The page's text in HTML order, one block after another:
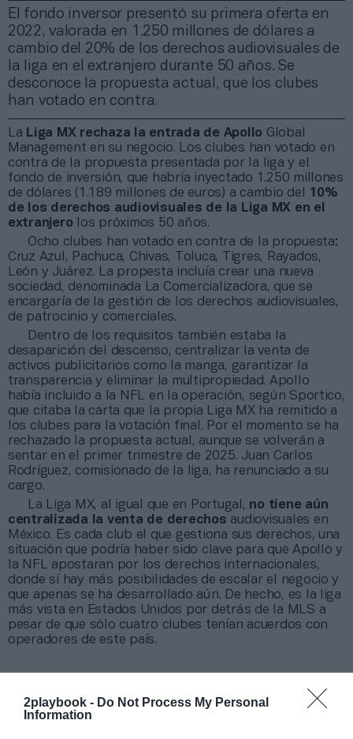
2playbook - Do Not Process My Personal
Information
El fondo inversor presentó su primera oferta en
2022, valorada en 1.250 millones de dólares a
cambio del 20% de los derechos audiovisuales de
la liga en el extranjero durante 50 años. Se
desconoce la propuesta actual, que los clubes
han votado en contra.
La Liga MX rechaza la entrada de Apollo Global
Management en su negocio. Los clubes han votado en
contra de la propuesta presentada por la liga y el
fondo de inversión, que habría inyectado 1.250 millones
de dólares (1.189 millones de euros) a cambio del
10%
de los derechos audiovisuales de la Liga MX en el
extranjero los próximos 50 años.
Ocho clubes han votado en contra de la propuesta:
Cruz Azul, Pachuca, Chivas, Toluca, Tigres, Rayados,
León y Juárez. La propesta incluía crear una nueva
sociedad, denominada La Comercializadora, que se
encargaría de la gestión de los derechos audiovisuales,
de patrocinio y comerciales.
Dentro de los requisitos también estaba la
desaparición del descenso, centralizar la venta de
activos publicitarios como la manga, garantizar la
transparencia y eliminar la multipropiedad. Apollo
había incluido a la NFL en la operación, según Sportico,
que citaba la carta que la propia Liga MX ha remitido a
los clubes para la votación final. Por el momento se ha
rechazado la propuesta actual, aunque se volverán a
sentar en el primer trimestre de 2025. Juan Carlos
Rodríguez, comisionado de la liga, ha renunciado a su
cargo.
La Liga MX, al igual que en Portugal, no tiene aún
centralizada la venta de derechos audiovisuales en
México. Es cada club el que gestiona sus derechos, una
situación que podría haber sido clave para que Apollo y
la NFL apostaran por los derechos internacionales,
donde sí hay más posibilidades de escalar el negocio y
que apenas se ha desarrollado aún. De hecho, es la liga
más vista en Estados Unidos por detrás de la MLS a
pesar de que sólo cuatro clubes tenían acuerdos con
operadores de este país.
Intelligence 2P es la unidad de estrategia e
inteligencia de mercado de 2Playbook, cuya plataforma